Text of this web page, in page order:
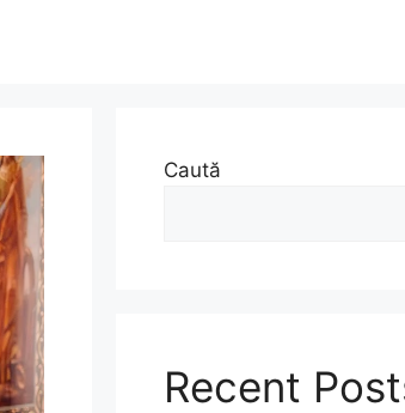
Caută
Recent